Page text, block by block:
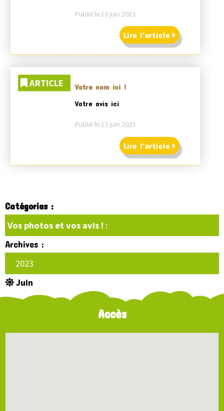
Publié le 13 juin 2023
Lire l'article
ARTICLE
Votre nom ici !
Votre avis ici
Publié le 13 juin 2023
Lire l'article
Catégories :
Vos photos et vos avis ! :
Archives :
2023
Juin
Accès